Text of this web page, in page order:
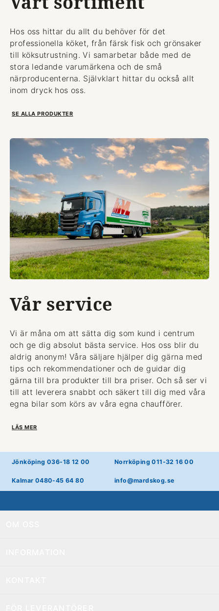
Hos oss hittar du allt du behöver för det
professionella köket, från färsk fisk och grönsaker
till köksutrustning. Vi samarbetar både med de
stora ledande varumärkena och de små
närproducenterna. Självklart hittar du också allt
inom dryck hos oss.
SE ALLA PRODUKTER
Vår service
Vi är måna om att sätta dig som kund i centrum
och ge dig absolut bästa service. Hos oss blir du
aldrig anonym! Våra säljare hjälper dig gärna med
tips och rekommendationer och de guidar dig
gärna till bra produkter till bra priser. Och så ser vi
till att leverera snabbt och säkert till dig med våra
egna bilar som körs av våra egna chaufförer.
LÄS MER
Jönköping 036-18 12 00 Norrköping 011-32 16 00
Kalmar 0480-45 64 80 info@mardskog.se